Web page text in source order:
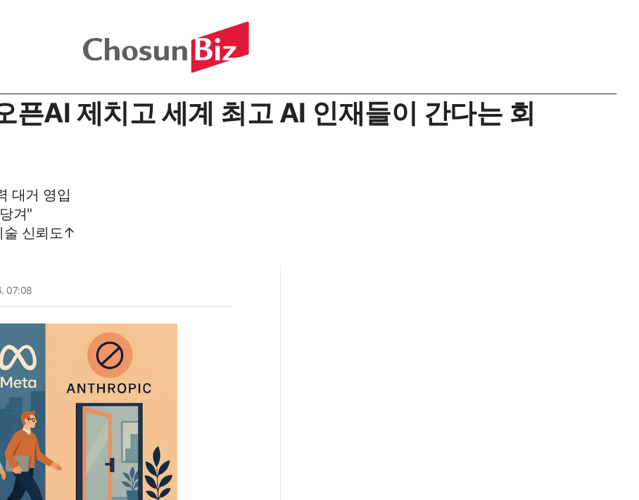
픈AI 제치고 세계 최고 AI 인재들이 간다는 회
대거 영입
겨"
술 신뢰도↑
07:08